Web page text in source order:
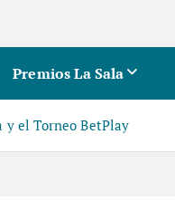
Premios La Sala
el Torneo BetPlay